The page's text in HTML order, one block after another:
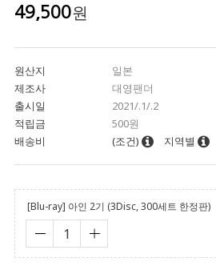
49,500원
원산지
일본
제조사
대영팬더
출시일
2021/.1/.2
적립금
500원
배송비
(조건) 지역별
[Blu-ray] 아인 2기 (3Disc, 300세트 한정판)